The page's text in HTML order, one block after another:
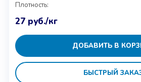
Плотность:
27 руб./кг
ДОБАВИТЬ В
БЫСТРЫЙ